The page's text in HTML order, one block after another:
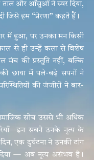
ताल और आँसुओं ने स्वर दिया,
जिसे हम “प्रेरणा” कहते हैं।
में हुआ, पर उनका मन किसी
से ही उन्हें कला से विशेष
मंच की प्रस्तुति नहीं, बल्कि
छाया में पले-बढ़े सपनों ने
की जंजीरों ने बार-
सोच उससे भी अधिक
सबने उनके नृत्य के
एक दुर्घटना ने उनकी टांग
दिया — अब नृत्य असंभव है।